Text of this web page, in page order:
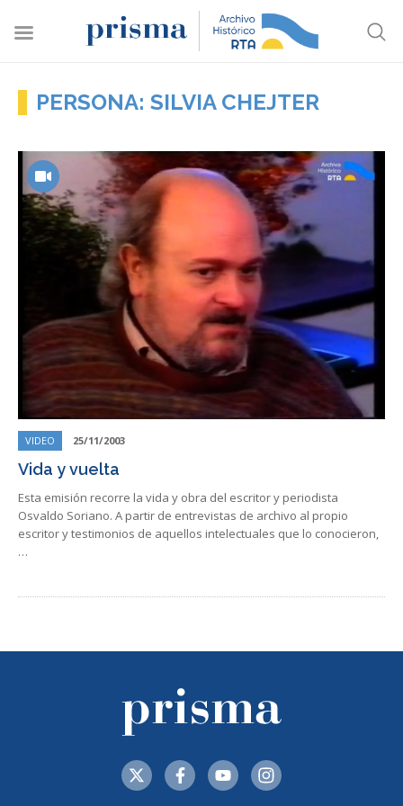
PERSONA: SILVIA CHEJTER
VIDEO 25/11/2003
Vida y vuelta
Esta emisión recorre la vida y obra del escritor y periodista
Osvaldo Soriano. A partir de entrevistas de archivo al propio
escritor y testimonios de aquellos intelectuales que lo conocieron,
…